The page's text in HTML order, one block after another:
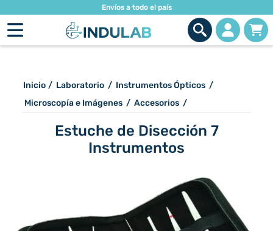
Envíos a todo el país
Inicio / Laboratorio / Instrumentos Ópticos /
Microscopía e Imágenes / Accesorios /
Estuche de Disección 7
Instrumentos